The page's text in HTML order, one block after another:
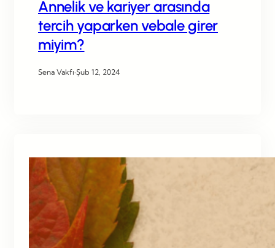
Annelik ve kariyer arasında
tercih yaparken vebale girer
miyim?
Sena Vakfı·Şub 12, 2024